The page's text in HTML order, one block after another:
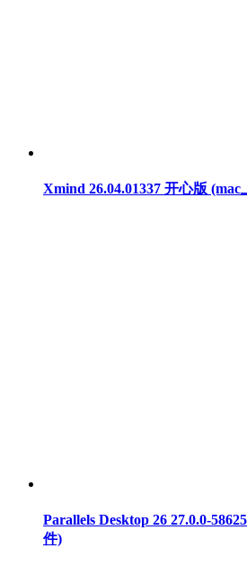
Xmind 26.04.01337 开心版
Parallels Desktop 26 27.0.0-
件)